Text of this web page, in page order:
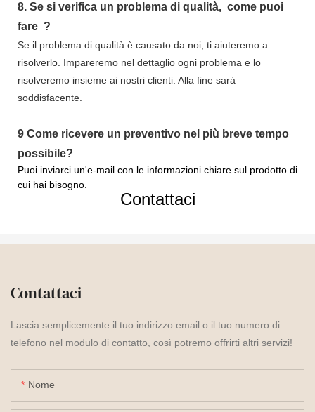
8. Se si verifica un problema di qualità, come puoi
fare ?
Se il problema di qualità è causato da noi, ti aiuteremo a
risolverlo. Impareremo nel dettaglio ogni problema e lo
risolveremo insieme ai nostri clienti. Alla fine sarà
soddisfacente.
9 Come ricevere un preventivo nel più breve tempo
possibile?
Puoi inviarci un'e-mail con le informazioni chiare sul prodotto di
cui hai bisogno.
Contattaci
Contattaci
Lascia semplicemente il tuo indirizzo email o il tuo numero di
telefono nel modulo di contatto, così potremo offrirti altri servizi!
Nome